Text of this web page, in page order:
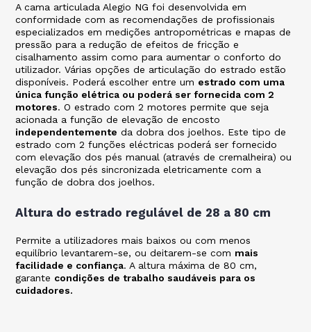
A cama articulada Alegio NG foi desenvolvida em
conformidade com as recomendações de profissionais
especializados em medições antropométricas e mapas de
pressão para a redução de efeitos de fricção e
cisalhamento assim como para aumentar o conforto do
utilizador. Várias opções de articulação do estrado estão
disponíveis. Poderá escolher entre um estrado com uma
única função elétrica ou poderá ser fornecida com 2
motores. O estrado com 2 motores permite que seja
acionada a função de elevação de encosto
independentemente da dobra dos joelhos. Este tipo de
estrado com 2 funções eléctricas poderá ser fornecido
com elevação dos pés manual (através de cremalheira) ou
elevação dos pés sincronizada eletricamente com a
função de dobra dos joelhos.
Altura do estrado regulável de 28 a 80 cm
Permite a utilizadores mais baixos ou com menos
equilíbrio levantarem-se, ou deitarem-se com mais
facilidade e confiança. A altura máxima de 80 cm,
garante condições de trabalho saudáveis para os
cuidadores.